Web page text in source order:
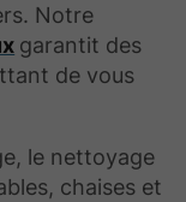
Notre
garantit des
de vous
le nettoyage
chaises et